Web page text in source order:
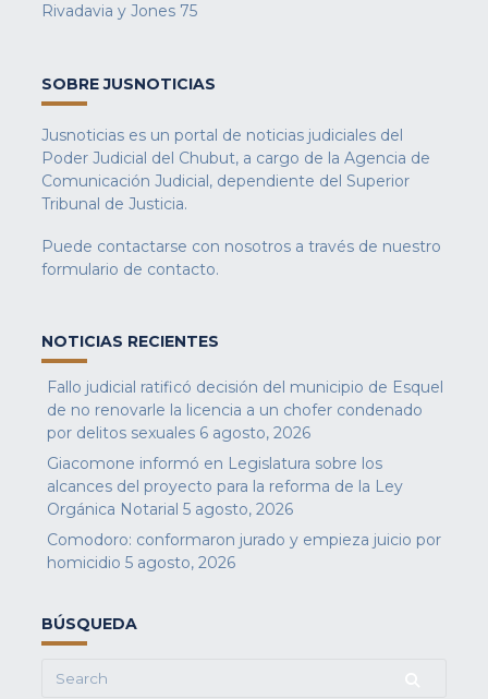
Rivadavia y Jones 75
SOBRE JUSNOTICIAS
Jusnoticias es un portal de noticias judiciales del
Poder Judicial del Chubut, a cargo de la Agencia de
Comunicación Judicial, dependiente del Superior
Tribunal de Justicia.
Puede contactarse con nosotros a través de nuestro
formulario de contacto.
NOTICIAS RECIENTES
Fallo judicial ratificó decisión del municipio de Esquel
de no renovarle la licencia a un chofer condenado
por delitos sexuales 6 agosto, 2026
Giacomone informó en Legislatura sobre los
alcances del proyecto para la reforma de la Ley
Orgánica Notarial 5 agosto, 2026
Comodoro: conformaron jurado y empieza juicio por
homicidio 5 agosto, 2026
BÚSQUEDA
Search